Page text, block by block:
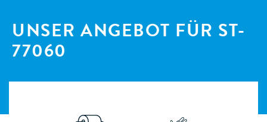
UNSER ANGEBOT FÜR ST-
77060